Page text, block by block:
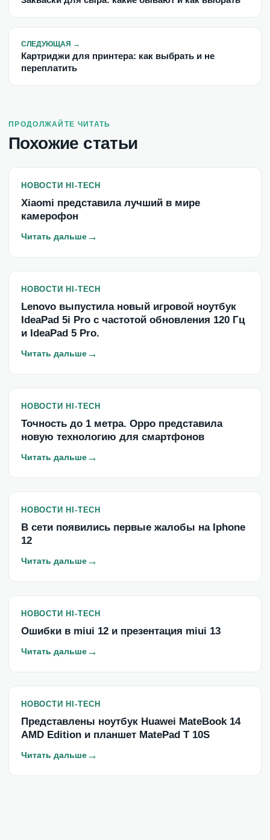
СЛЕДУЮЩАЯ →
Картриджи для принтера: как выбрать и не
переплатить
ПРОДОЛЖАЙТЕ ЧИТАТЬ
Похожие статьи
НОВОСТИ HI-TECH
Xiaomi представила лучший в мире
камерофон
Читать дальше→
НОВОСТИ HI-TECH
Lenovo выпустила новый игровой ноутбук
IdeaPad 5i Pro с частотой обновления 120 Гц
и IdeaPad 5 Pro.
Читать дальше→
НОВОСТИ HI-TECH
Точность до 1 метра. Oppo представила
новую технологию для смартфонов
Читать дальше→
НОВОСТИ HI-TECH
В сети появились первые жалобы на Iphone
12
Читать дальше→
НОВОСТИ HI-TECH
Ошибки в miui 12 и презентация miui 13
Читать дальше→
НОВОСТИ HI-TECH
Представлены ноутбук Huawei MateBook 14
AMD Edition и планшет MatePad T 10S
Читать дальше→